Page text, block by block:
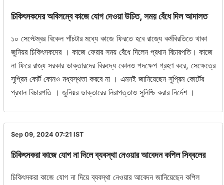
চিকিৎসকদের অবিলম্বে কাজে যোগ দেওয়া উচিত, সময় বেঁধে দিল আদালত
১০ সেপ্টেম্বর বিকেল পাঁচটার মধ্যে কাজে ফিরতে হবে রাজ্যে কর্মবিরতিতে থাকা
জুনিয়র চিকিৎসকদের । কাজে ফেরার সময় বেঁধে দিলেন প্রধান বিচারপতি। কাজে
না ফিরে রাজ্য সরকার ডাক্তারদের বিরুদ্ধে কোনও পদক্ষেপ গ্রহণ করে, সেক্ষেত্রে
সুপ্রিম কোর্ট কোনও মধ্যস্থতা করবে না । এমনই জানিয়েছেন সুপ্রিম কোর্টের
প্রধান বিচারপতি । জুনিয়র ডাক্তারের নিরাপত্তাও সুনিশ্চি করার নির্দেশ ।
Sep 09, 2024 07:21 IST
চিকিৎসকরা কাজে যোগ না দিলে ব্যবস্থা নেওয়ার আবেদন কপিল সিব্বলের
চিকিৎসকরা কাজে যোগ না দিয়ে ব্যবস্থা নেওয়ার আবেদন জানিয়েছেন কপিল